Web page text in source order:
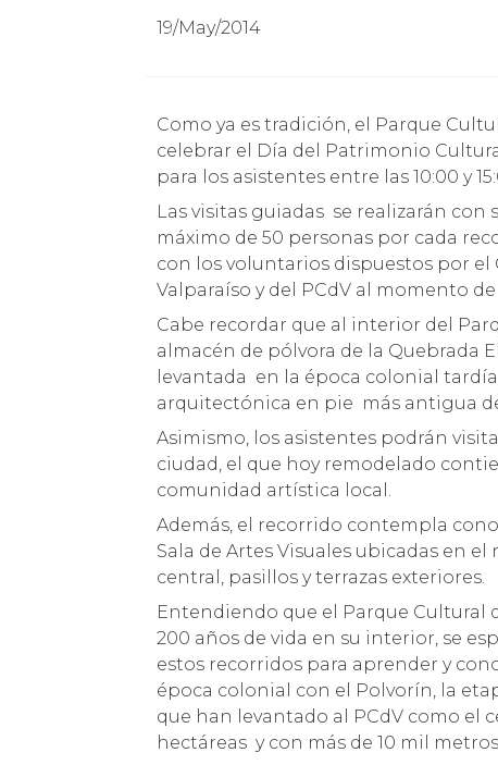
19/May/2014
Como ya es tradición, el Parque Cultural de Valparaíso – PCdV- abrirá sus puertas para
celebrar el Día del Patrimonio
para los asistentes entre las 10:00 y
Las visitas guiadas se realizarán
máximo de 50 personas por cada
con los voluntarios dispuestos por
Valparaíso y del PCdV al momento
Cabe recordar que al interior del
almacén de pólvora de la Quebrada
levantada en la época colonial
arquitectónica en pie más antigua
Asimismo, los asistentes podrán
ciudad, el que hoy remodelado
comunidad artística local.
Además, el recorrido contempla
Sala de Artes Visuales ubicadas en
central, pasillos y terrazas exteriores.
Entendiendo que el Parque Cultural
200 años de vida en su interior, se
estos recorridos para aprender y
época colonial con el Polvorín, la
que han levantado al PCdV como el
hectáreas y con más de 10 mil